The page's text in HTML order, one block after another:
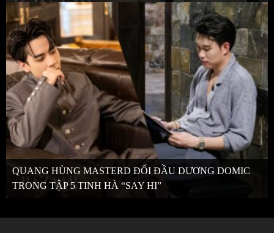
QUANG HÙNG MASTERD ĐỐI ĐẦU DƯƠNG DOMIC
TRONG TẬP 5 TINH HÀ “SAY HI”